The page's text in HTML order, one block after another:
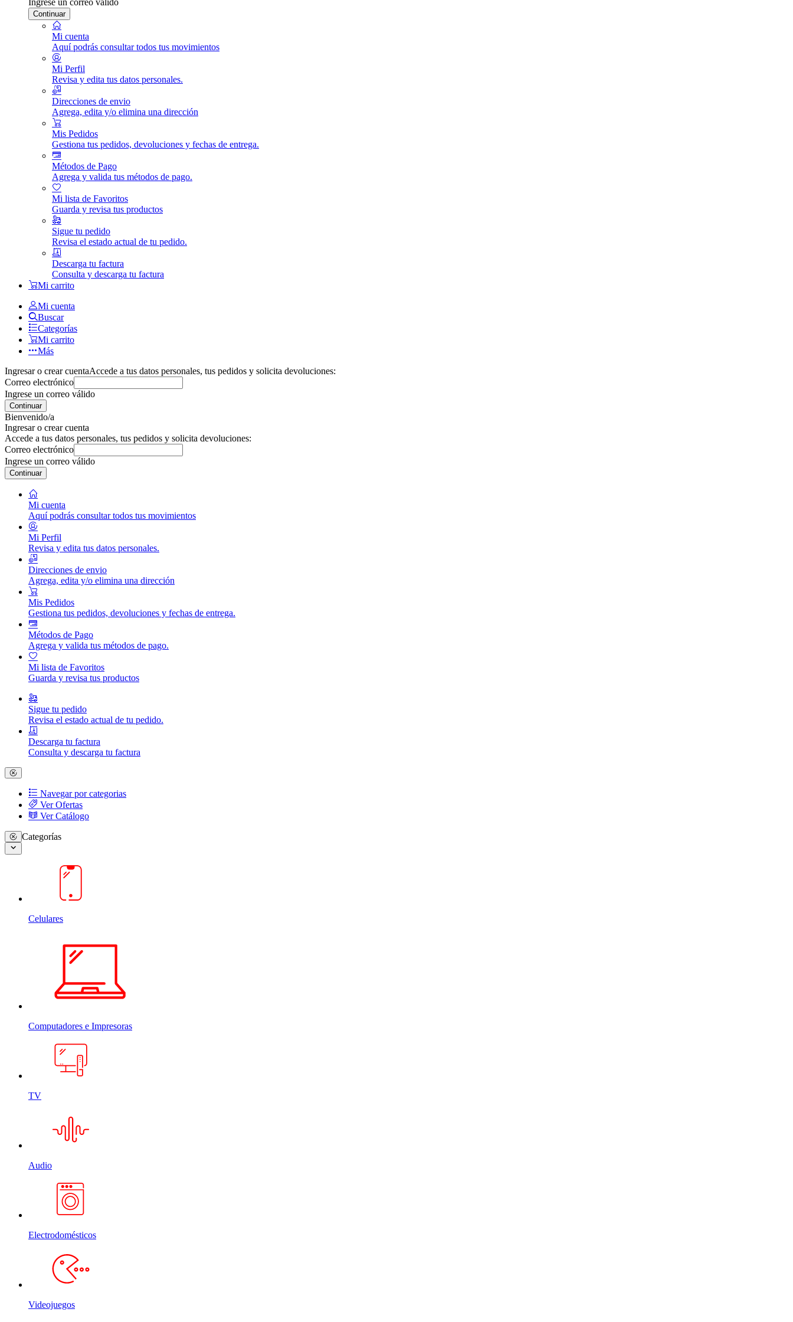
Continuar
Mi cuenta
Aquí podrás consultar todos tus movimientos
Mi Perfil
Revisa y edita tus datos personales.
Direcciones de envio
Agrega, edita y/o elimina una dirección
Mis Pedidos
Gestiona tus pedidos, devoluciones y fechas de entrega.
Métodos de Pago
Agrega y valida tus métodos de pago.
Mi lista de Favoritos
Guarda y revisa tus productos
Sigue tu pedido
Revisa el estado actual de tu pedido.
Descarga tu factura
Consulta y descarga tu factura
Mi carrito
Mi cuenta
Buscar
Categorías
Mi carrito
Más
Ingresar o crear cuentaAccede a tus datos personales, tus pedidos y solicita devoluciones:
Correo electrónico
Ingrese un correo válido
Continuar
Bienvenido/a
Ingresar o crear cuenta
Accede a tus datos personales, tus pedidos y solicita devoluciones:
Correo electrónico
Ingrese un correo válido
Continuar
Mi cuenta
Aquí podrás consultar todos tus movimientos
Mi Perfil
Revisa y edita tus datos personales.
Direcciones de envio
Agrega, edita y/o elimina una dirección
Mis Pedidos
Gestiona tus pedidos, devoluciones y fechas de entrega.
Métodos de Pago
Agrega y valida tus métodos de pago.
Mi lista de Favoritos
Guarda y revisa tus productos
Sigue tu pedido
Revisa el estado actual de tu pedido.
Descarga tu factura
Consulta y descarga tu factura
Navegar por categorias
Ver Ofertas
Ver Catálogo
Categorías
Celulares
Computadores e Impresoras
TV
Audio
Electrodomésticos
Videojuegos